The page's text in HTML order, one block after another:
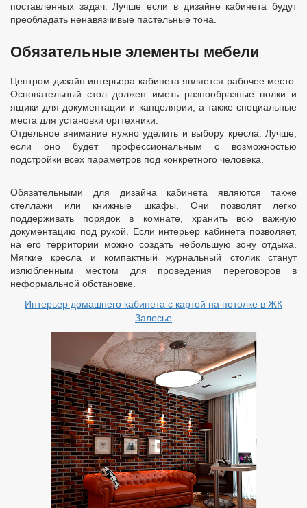
поставленных задач. Лучше если в дизайне кабинета будут
преобладать ненавязчивые пастельные тона.
Обязательные элементы мебели
Центром дизайн интерьера кабинета является рабочее место.
Основательный стол должен иметь разнообразные полки и
ящики для документации и канцелярии, а также специальные
места для установки оргтехники.
Отдельное внимание нужно уделить и выбору кресла. Лучше,
если оно будет профессиональным с возможностью
подстройки всех параметров под конкретного человека.
Обязательными для дизайна кабинета являются также
стеллажи или книжные шкафы. Они позволят легко
поддерживать порядок в комнате, хранить всю важную
документацию под рукой. Если интерьер кабинета позволяет,
на его территории можно создать небольшую зону отдыха.
Мягкие кресла и компактный журнальный столик станут
излюбленным местом для проведения переговоров в
неформальной обстановке.
Интерьер домашнего кабинета с картой на потолке в ЖК
Залесье